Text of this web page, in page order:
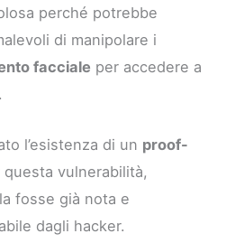
perché potrebbe
di manipolare i
facciale per accedere a
l’esistenza di un proof-
questa vulnerabilità,
fosse già nota e
dagli hacker.